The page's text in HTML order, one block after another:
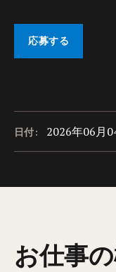
応募する
日付: 2026年06月
お仕事